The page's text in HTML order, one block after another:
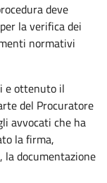
deve
la verifica dei
normativi
e ottenuto il
del Procuratore
avvocati che ha
la firma,
documentazione